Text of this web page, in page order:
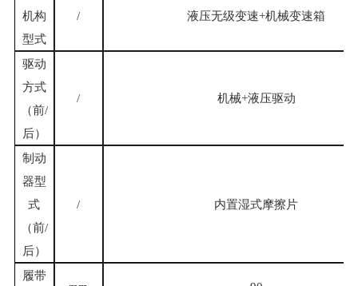
机构
型式
/ 液压无级变速+机械变速箱
驱动
方式
（前/
后）
/ 机械+液压驱动
制动
器型
式
（前/
后）
/ 内置湿式摩擦片
履带